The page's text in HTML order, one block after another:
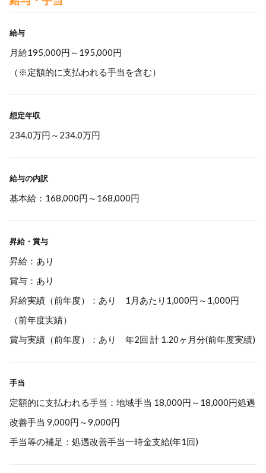
給与
月給195,000円～195,000円
（※定額的に支払われる手当を含む）
想定年収
234.0万円 ～ 234.0万円
給与の内訳
基本給：168,000円～168,000円
昇給・賞与
昇給：あり
賞与：あり
昇給実績（前年度）：あり 1月あたり1,000円～1,000円
（前年度実績）
賞与実績（前年度）：あり 年2回 計 1.20ヶ月分(前年度実績)
手当
定額的に支払われる手当：地域手当 18,000円～18,000円処遇
改善手当 9,000円～9,000円
手当等の補足：処遇改善手当一時金支給(年1回)